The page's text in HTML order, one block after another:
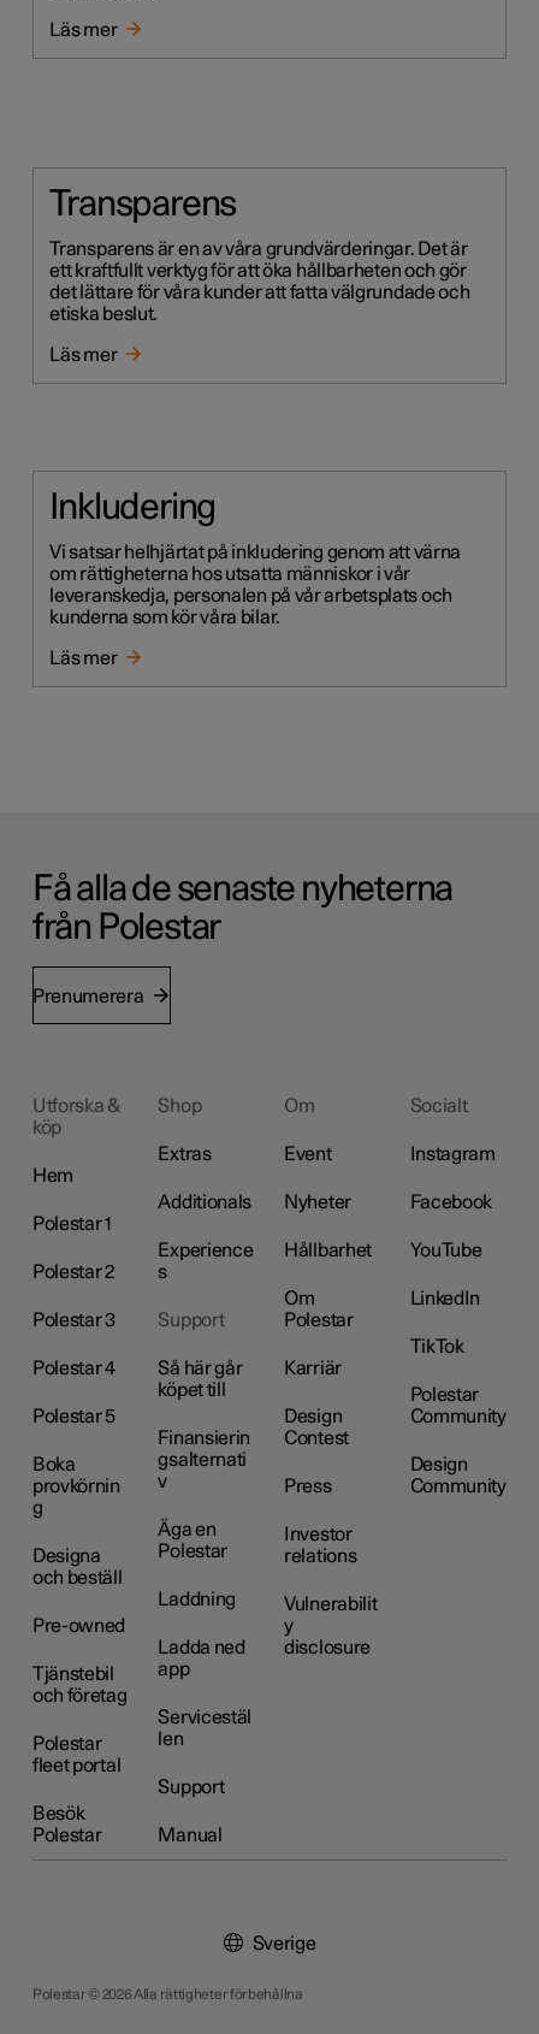
Läs mer
Transparens
Transparens är en av våra grundvärderingar. Det är
ett kraftfullt verktyg för att öka hållbarheten och gör
det lättare för våra kunder att fatta välgrundade och
etiska beslut.
Läs mer
Inkludering
Vi satsar helhjärtat på inkludering genom att värna
om rättigheterna hos utsatta människor i vår
leveranskedja, personalen på vår arbetsplats och
kunderna som kör våra bilar.
Läs mer
Få alla de senaste nyheterna
från Polestar
Prenumerera
Utforska &
köp
Hem
Polestar 1
Polestar 2
Polestar 3
Polestar 4
Polestar 5
Boka
provkörnin
g
Designa
och beställ
Pre-owned
Tjänstebil
och företag
Polestar
fleet portal
Besök
Polestar
Shop
Extras
Additionals
Experience
s
Support
Så här går
köpet till
Finansierin
gsalternati
v
Äga en
Polestar
Laddning
Ladda ned
app
Servicestäl
len
Support
Manual
Om
Event
Nyheter
Hållbarhet
Om
Polestar
Karriär
Design
Contest
Press
Investor
relations
Vulnerabilit
y
disclosure
Socialt
Instagram
Facebook
YouTube
LinkedIn
TikTok
Polestar
Community
Design
Community
Polestar © 2026 Alla rättigheter förbehållna
Sverige